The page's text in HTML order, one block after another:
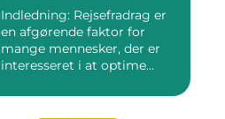
Indledning: Rejsefradrag er
en afgørende faktor for
mange mennesker, der er
interesseret i at optime...